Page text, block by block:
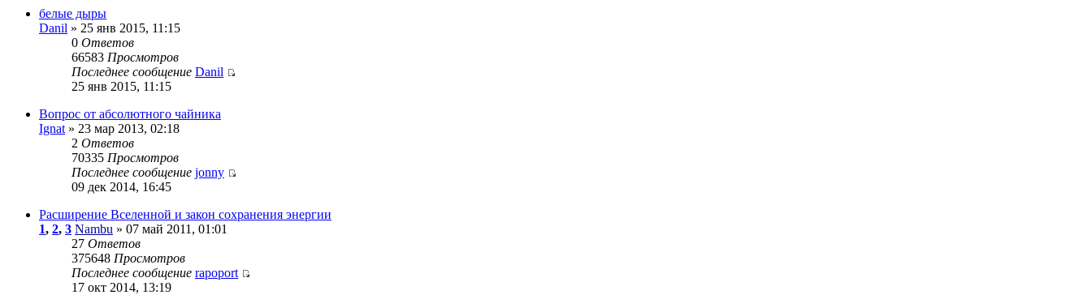
белые дыры
Danil » 25 янв 2015, 11:15
0 Ответов
66583 Просмотров
Последнее сообщение Danil
25 янв 2015, 11:15
Вопрос от абсолютного чайника
Ignat » 23 мар 2013, 02:18
2 Ответов
70335 Просмотров
Последнее сообщение jonny
09 дек 2014, 16:45
Расширение Вселенной и закон сохранения энергии
1, 2, 3 Nambu » 07 май 2011, 01:01
27 Ответов
375648 Просмотров
Последнее сообщение rapoport
17 окт 2014, 13:19